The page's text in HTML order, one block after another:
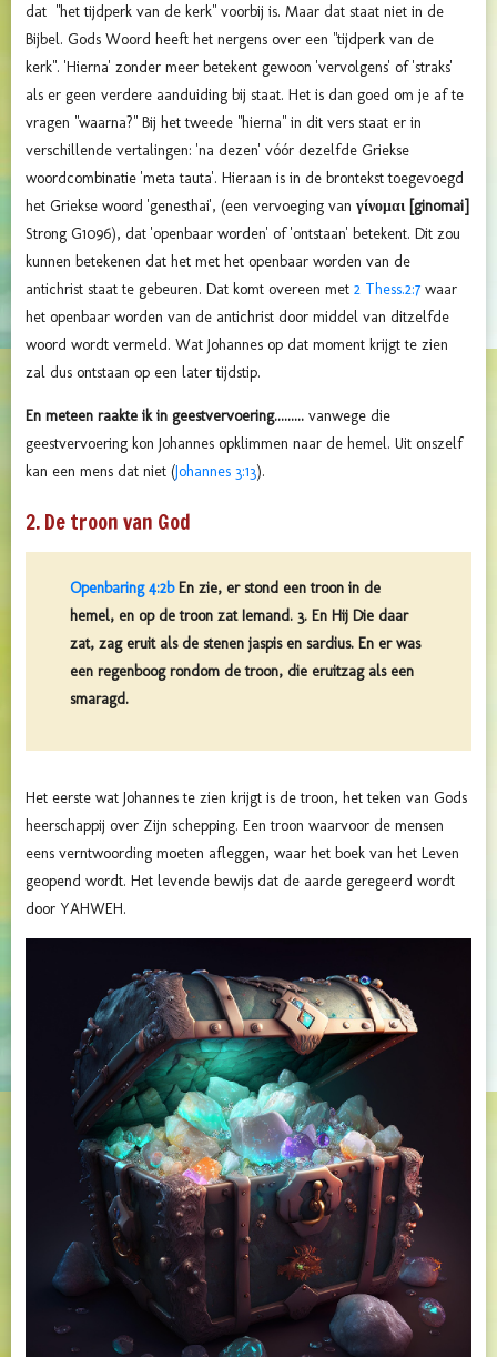
dat "het tijdperk van de kerk" voorbij is. Maar dat staat niet in de
Bijbel. Gods Woord heeft het nergens over een "tijdperk van de
kerk". 'Hierna' zonder meer betekent gewoon 'vervolgens' of 'straks'
als er geen verdere aanduiding bij staat. Het is dan goed om je af te
vragen "waarna?" Bij het tweede "hierna" in dit vers staat er in
verschillende vertalingen: 'na dezen' vóór dezelfde Griekse
woordcombinatie 'meta tauta'. Hieraan is in de brontekst toegevoegd
het Griekse woord 'genesthai', (een vervoeging van γίνομαι [ginomai]
Strong G1096), dat 'openbaar worden' of 'ontstaan' betekent. Dit zou
kunnen betekenen dat het met het openbaar worden van de
antichrist staat te gebeuren. Dat komt overeen met 2 Thess.2:7 waar
het openbaar worden van de antichrist door middel van ditzelfde
woord wordt vermeld. Wat Johannes op dat moment krijgt te zien
zal dus ontstaan op een later tijdstip.
En meteen raakte ik in geestvervoering......... vanwege die
geestvervoering kon Johannes opklimmen naar de hemel. Uit onszelf
kan een mens dat niet (Johannes 3:13).
2. De troon van God
Openbaring 4:2bEn zie, er stond een troon in de
hemel, en op de troon zat Iemand. 3. En Hij Die daar
zat, zag eruit als de stenen jaspis en sardius. En er was
een regenboog rondom de troon, die eruitzag als een
smaragd.
Het eerste wat Johannes te zien krijgt is de troon, het teken van Gods
heerschappij over Zijn schepping. Een troon waarvoor de mensen
eens verntwoording moeten afleggen, waar het boek van het Leven
geopend wordt. Het levende bewijs dat de aarde geregeerd wordt
door YAHWEH.